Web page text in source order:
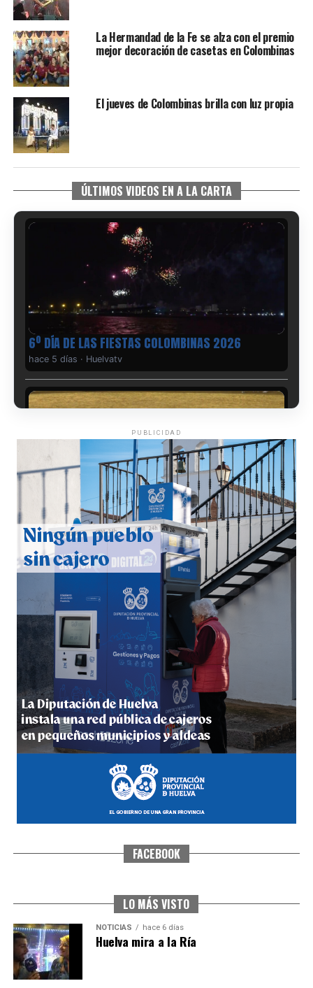
La Hermandad de la Fe se alza con el premio
mejor decoración de casetas en Colombinas
El jueves de Colombinas brilla con luz propia
ÚLTIMOS VIDEOS EN A LA CARTA
6º DÍA DE LAS FIESTAS COLOMBINAS 2026
hace 5 días · Huelvatv
QUINTA CORRIDA DE LAS FIESTAS COLOMBINAS
2026
hace 6 días·Huelvatv
5º DÍA DE LAS FIESTAS COLOMBINAS 2026
hace 6 días·Huelvatv
CUARTA CORRIDA DE LAS FIESTAS COLOMBINAS
PUBLICIDAD
FACEBOOK
LO MÁS VISTO
NOTICIAS hace 6 días
Huelva mira a la Ría